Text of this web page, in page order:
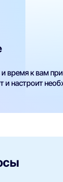
время к вам
и настроит